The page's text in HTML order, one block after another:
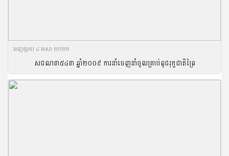
ចេញ​ផ្សាយ​ ៤ មេសា ២០២២
សជណ៣៥៤៣ ឆ្នាំ២០០៩ ការនាំចេញនាំចូលគ្រាប់ពូជរុក្ខជាតិព្រៃ